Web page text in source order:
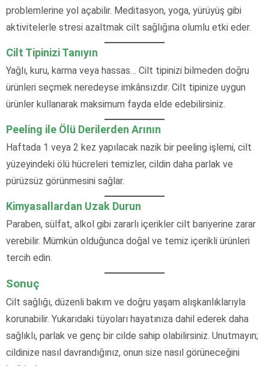
problemlerine yol açabilir. Meditasyon, yoga, yürüyüş gibi
aktivitelerle stresi azaltmak cilt sağlığına olumlu etki eder.
Cilt Tipinizi Tanıyın
Yağlı, kuru, karma veya hassas… Cilt tipinizi bilmeden doğru
ürünleri seçmek neredeyse imkânsızdır. Cilt tipinize uygun
ürünler kullanarak maksimum fayda elde edebilirsiniz.
Peeling ile Ölü Derilerden Arının
Haftada 1 veya 2 kez yapılacak nazik bir peeling işlemi, cilt
yüzeyindeki ölü hücreleri temizler, cildin daha parlak ve
pürüzsüz görünmesini sağlar.
Kimyasallardan Uzak Durun
Paraben, sülfat, alkol gibi zararlı içerikler cilt bariyerine zarar
verebilir. Mümkün olduğunca doğal ve temiz içerikli ürünleri
tercih edin.
Sonuç
Cilt sağlığı, düzenli bakım ve doğru yaşam alışkanlıklarıyla
korunabilir. Yukarıdaki tüyoları hayatınıza dahil ederek daha
sağlıklı, parlak ve genç bir cilde sahip olabilirsiniz. Unutmayın;
cildinize nasıl davrandığınız, onun size nasıl görüneceğini